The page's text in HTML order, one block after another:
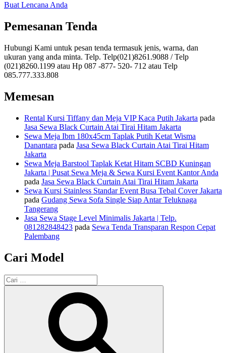
Buat Lencana Anda
Pemesanan Tenda
Hubungi Kami untuk pesan tenda termasuk jenis, warna, dan
ukuran yang anda minta. Telp. Telp(021)8261.9088 / Telp
(021)8260.1199 atau Hp 087 -877- 520- 712 atau Telp
085.777.333.808
Memesan
Rental Kursi Tiffany dan Meja VIP Kaca Putih Jakarta pada
Jasa Sewa Black Curtain Atai Tirai Hitam Jakarta
Sewa Meja Ibm 180x45cm Taplak Putih Ketat Wisma
Danantara pada Jasa Sewa Black Curtain Atai Tirai Hitam
Jakarta
Sewa Meja Barstool Taplak Ketat Hitam SCBD Kuningan
Jakarta | Pusat Sewa Meja & Sewa Kursi Event Kantor Anda
pada Jasa Sewa Black Curtain Atai Tirai Hitam Jakarta
Sewa Kursi Stainless Standar Event Busa Tebal Cover Jakarta
pada Gudang Sewa Sofa Single Siap Antar Teluknaga
Tangerang
Jasa Sewa Stage Level Minimalis Jakarta | Telp.
081282848423 pada Sewa Tenda Transparan Respon Cepat
Palembang
Cari Model
Pencarian
untuk: